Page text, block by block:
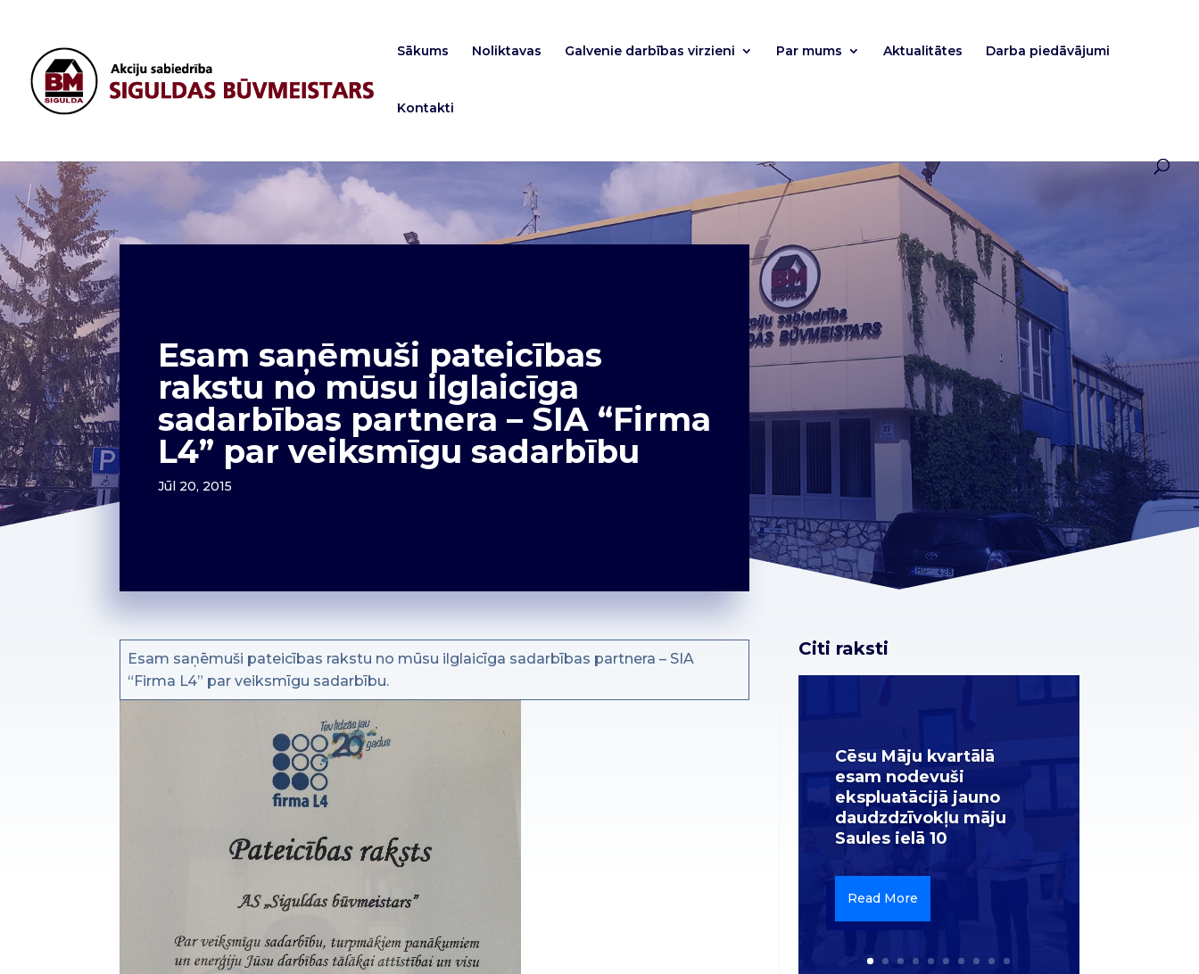
Sākums Noliktavas Galvenie darbības virzieni Par mums Aktualitātes Darba piedāvājumi
Kontakti
Esam saņēmuši pateicības
rakstu no mūsu ilglaicīga
sadarbības partnera – SIA “Firma
L4” par veiksmīgu sadarbību
Jūl 20, 2015
Esam saņēmuši pateicības rakstu no mūsu ilglaicīga sadarbības partnera – SIA
“Firma L4” par veiksmīgu sadarbību.
Citi raksti
Cēsu Māju kvartālā
esam nodevuši
ekspluatācijā jauno
daudzdzīvokļu māju
Saules ielā 10
Read More